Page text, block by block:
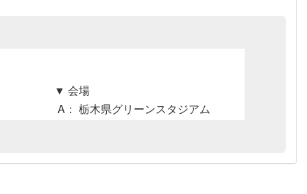
▼ 会場
A： 栃木県グリーンスタジアム